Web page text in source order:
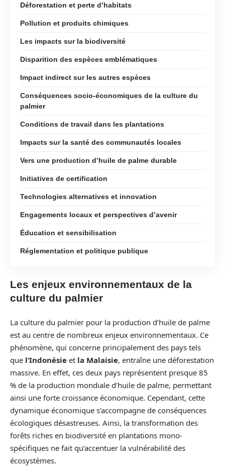
Déforestation et perte d’habitats
Pollution et produits chimiques
Les impacts sur la biodiversité
Disparition des espèces emblématiques
Impact indirect sur les autres espèces
Conséquences socio-économiques de la culture du
palmier
Conditions de travail dans les plantations
Impacts sur la santé des communautés locales
Vers une production d’huile de palme durable
Initiatives de certification
Technologies alternatives et innovation
Engagements locaux et perspectives d’avenir
Éducation et sensibilisation
Réglementation et politique publique
Les enjeux environnementaux de la
culture du palmier
La culture du palmier pour la production d’huile de palme
est au centre de nombreux enjeux environnementaux. Ce
phénomène, qui concerne principalement des pays tels
que l’Indonésie et la Malaisie, entraîne une déforestation
massive. En effet, ces deux pays représentent presque 85
% de la production mondiale d’huile de palme, permettant
ainsi une forte croissance économique. Cependant, cette
dynamique économique s’accompagne de conséquences
écologiques désastreuses. Ainsi, la transformation des
forêts riches en biodiversité en plantations mono-
spécifiques ne fait qu’accentuer la vulnérabilité des
écosystèmes.